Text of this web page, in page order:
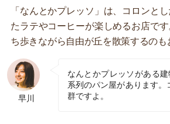
「なんとかプレッソ」は、コロンと
たラテやコーヒーが楽しめるお店で
ち歩きながら自由が丘を散策するのも
早川
なんとかプレッソがある
系列のパン屋があります。
群ですよ。